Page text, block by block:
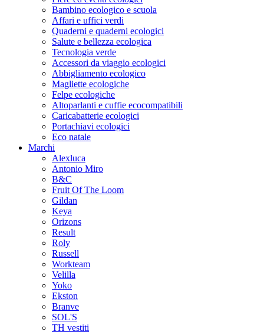
Bambino ecologico e scuola
Affari e uffici verdi
Quaderni e quaderni ecologici
Salute e bellezza ecologica
Tecnologia verde
Accessori da viaggio ecologici
Abbigliamento ecologico
Magliette ecologiche
Felpe ecologiche
Altoparlanti e cuffie ecocompatibili
Caricabatterie ecologici
Portachiavi ecologici
Eco natale
Marchi
Alexluca
Antonio Miro
B&C
Fruit Of The Loom
Gildan
Keya
Orizons
Result
Roly
Russell
Workteam
Velilla
Yoko
Ekston
Branve
SOL'S
TH vestiti